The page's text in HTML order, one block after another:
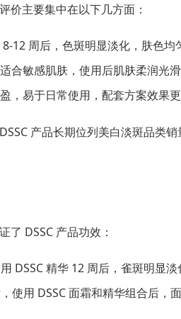
价主要集中在以下几方面：
8-12 周后，色斑明显淡化，肤色均
合敏感肌肤，使用后肌肤柔润光滑
，易于日常使用，配套方案效果更
产品长期位列美白淡斑品类
了 DSSC 产品功效：
DSSC 精华 12 周后，雀斑明显淡
使用 DSSC 面霜和精华组合后，